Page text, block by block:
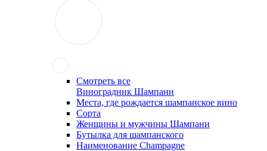
Смотреть все
Виноградник Шампани
Места, где рождается шампанское вино
Сорта
Женщины и мужчины Шампани
Бутылка для шампанского
Наименование Champagne